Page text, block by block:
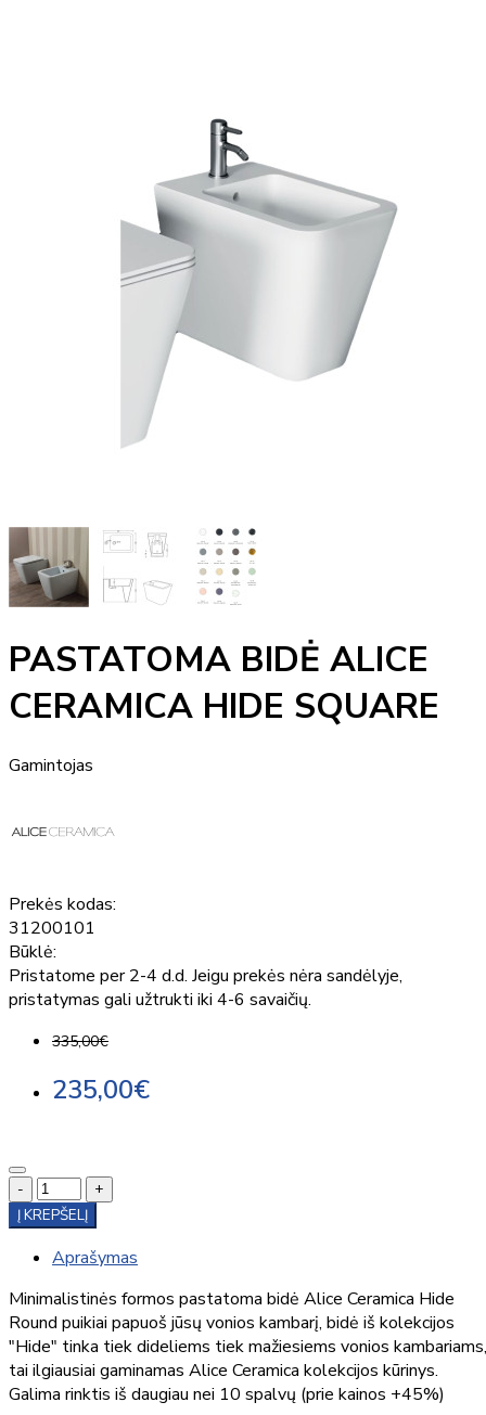
PASTATOMA BIDĖ ALICE
CERAMICA HIDE SQUARE
Gamintojas
Prekės kodas:
31200101
Būklė:
Pristatome per 2-4 d.d. Jeigu prekės nėra sandėlyje,
pristatymas gali užtrukti iki 4-6 savaičių.
335,00€
235,00€
-
+
Į KREPŠELĮ
Aprašymas
Minimalistinės formos pastatoma bidė Alice Ceramica Hide
Round puikiai papuoš jūsų vonios kambarį, bidė iš kolekcijos
"Hide" tinka tiek dideliems tiek mažiesiems vonios kambariams,
tai ilgiausiai gaminamas Alice Ceramica kolekcijos kūrinys.
Galima rinktis iš daugiau nei 10 spalvų (prie kainos +45%)